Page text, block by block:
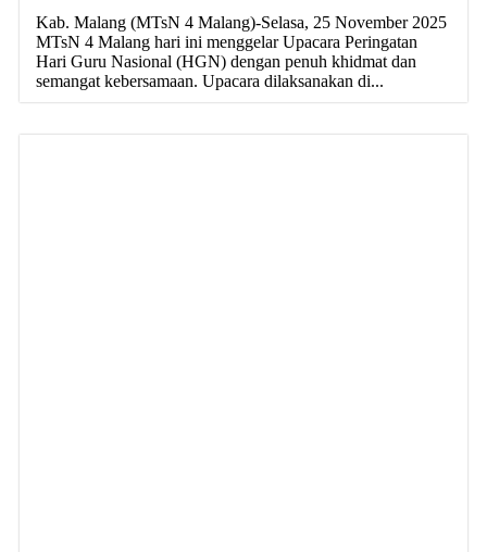
Kab. Malang (MTsN 4 Malang)-Selasa, 25 November 2025
MTsN 4 Malang hari ini menggelar Upacara Peringatan
Hari Guru Nasional (HGN) dengan penuh khidmat dan
semangat kebersamaan. Upacara dilaksanakan di...